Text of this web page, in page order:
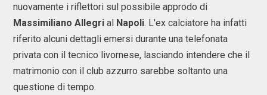
nuovamente i riflettori sul possibile approdo di
Massimiliano Allegri al Napoli. L'ex calciatore ha infatti
riferito alcuni dettagli emersi durante una telefonata
privata con il tecnico livornese, lasciando intendere che il
matrimonio con il club azzurro sarebbe soltanto una
questione di tempo.